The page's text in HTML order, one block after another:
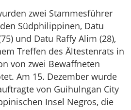
zwei Stammesführer
Südphilippinen, Datu
und Datu Raffy Alim (28),
Treffen des Ältestenrats in
von zwei Bewaffneten
Am 15. Dezember wurde
von Guihulngan City
Insel Negros, die